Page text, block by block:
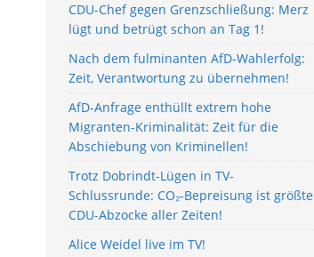
CDU-Chef gegen Grenzschließung: Merz
lügt und betrügt schon an Tag 1!
Nach dem fulminanten AfD-Wahlerfolg:
Zeit, Verantwortung zu übernehmen!
AfD-Anfrage enthüllt extrem hohe
Migranten-Kriminalität: Zeit für die
Abschiebung von Kriminellen!
Trotz Dobrindt-Lügen in TV-
Schlussrunde: CO₂-Bepreisung ist größte
CDU-Abzocke aller Zeiten!
Alice Weidel live im TV!